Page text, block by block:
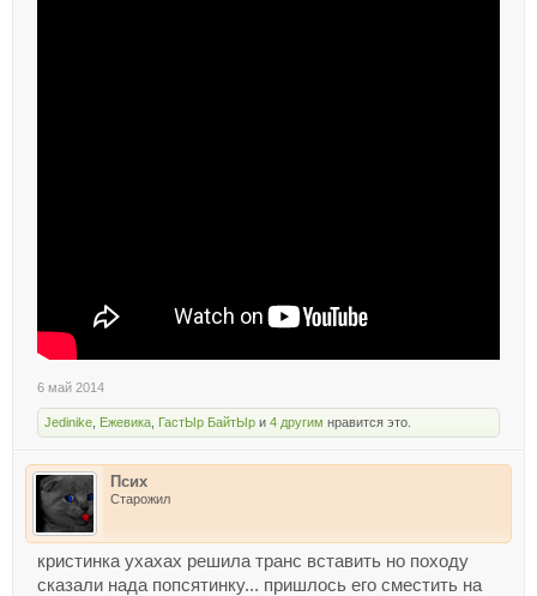
6 май 2014
Jedinike Ежевика ГастЫр БайтЫр и 4 другим нравится это.
Псих
Старожил
кристинка ухахах решила транс вставить но походу
сказали нада попсятинку... пришлось его сместить на